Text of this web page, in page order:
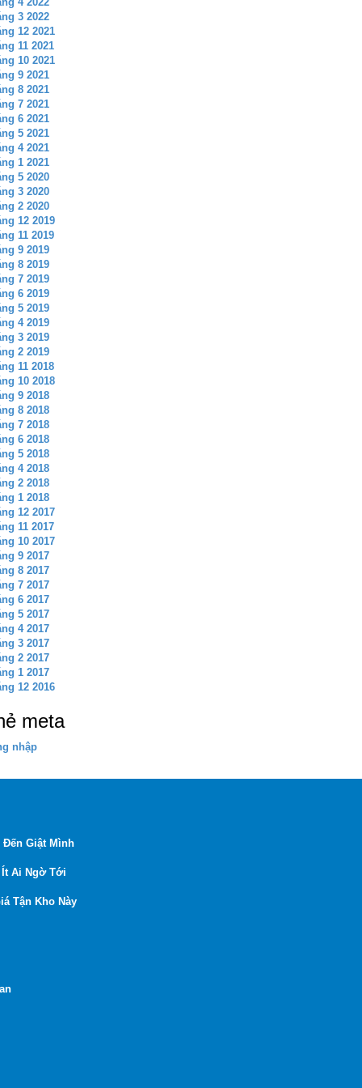
3 2022
12 2021
11 2021
10 2021
9 2021
8 2021
7 2021
6 2021
5 2021
4 2021
1 2021
5 2020
3 2020
2 2020
12 2019
11 2019
9 2019
8 2019
7 2019
6 2019
5 2019
4 2019
3 2019
2 2019
11 2018
10 2018
9 2018
8 2018
7 2018
6 2018
5 2018
4 2018
2 2018
1 2018
12 2017
11 2017
10 2017
9 2017
8 2017
7 2017
6 2017
5 2017
4 2017
3 2017
2 2017
1 2017
12 2016
meta
nhập
Đến Giật Mình
Ít Ai Ngờ Tới
Tận Kho Này